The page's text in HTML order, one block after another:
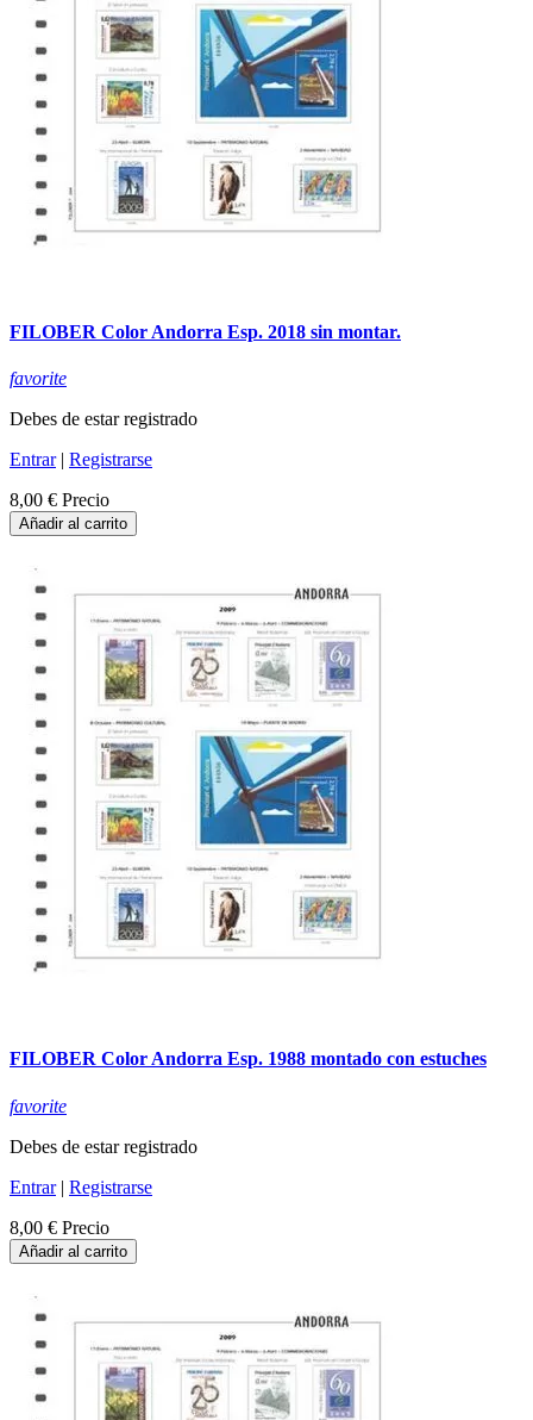
FILOBER Color Andorra Esp. 2018 sin montar.
favorite
Debes de estar registrado
Entrar| Registrarse
8,00 € Precio
Añadir al carrito
FILOBER Color Andorra Esp. 1988 montado con estuches
favorite
Debes de estar registrado
Entrar| Registrarse
8,00 € Precio
Añadir al carrito